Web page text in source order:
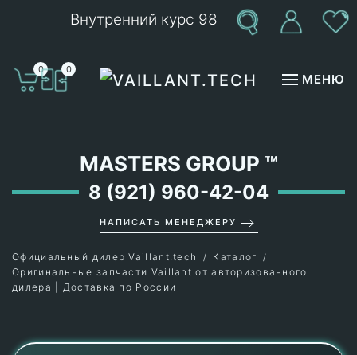
Внутренний курс 98
0 0
МЕНЮ
MASTERS GROUP ™
8 (921) 960-42-04
НАПИСАТЬ МЕНЕДЖЕРУ
Официальный дилер Vaillant.tech
Каталог
Оригинальные запчасти Vaillant от авторизованного
дилера | Доставка по России